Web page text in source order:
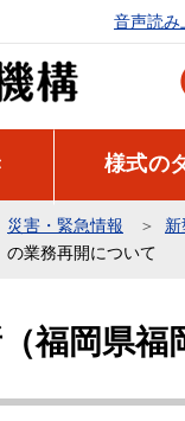
音声読み
様式の
災害・緊急情報
の業務再開について
福岡県